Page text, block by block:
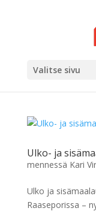
Valitse sivu
Ulko- ja
mennessä Kari
Ulko ja
Raaseporissa –